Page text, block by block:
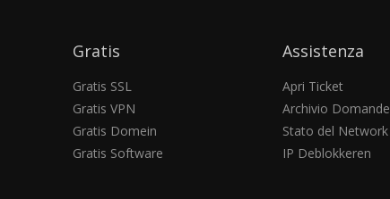
Gratis
Gratis SSL
Gratis VPN
Gratis Domein
Gratis Software
Assistenza
Apri Ticket
Archivio Domande
Stato del Network
IP Deblokkeren